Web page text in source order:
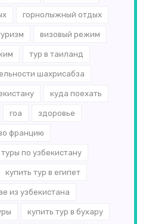
горнолыжный отдых
визовый режим
тур в таиланд
шахрисабза
куда поехать
гоа здоровье
францию
по узбекистану
купить тур в египет
из узбекистана
купить тур в бухару